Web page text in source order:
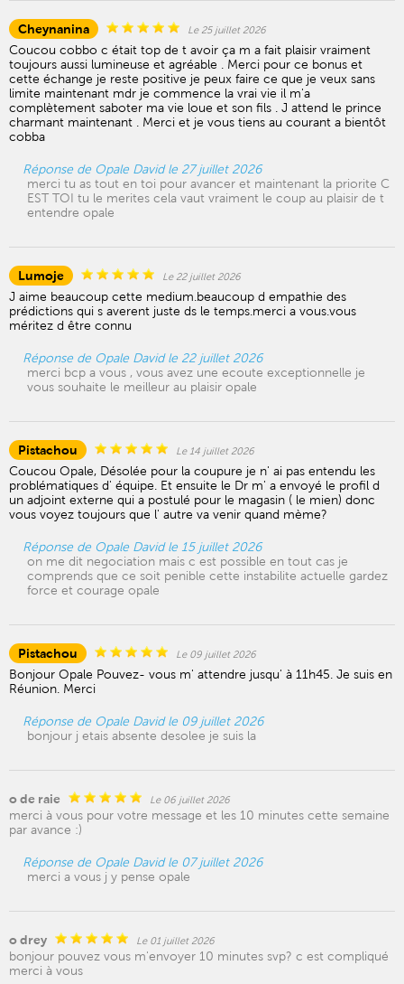
Cheynanina Le 25 juillet 2026
Coucou cobbo c était top de t avoir ça m a fait plaisir vraiment
toujours aussi lumineuse et agréable . Merci pour ce bonus et
cette échange je reste positive je peux faire ce que je veux sans
limite maintenant mdr je commence la vrai vie il m'a
complètement saboter ma vie loue et son fils . J attend le prince
charmant maintenant . Merci et je vous tiens au courant a bientôt
cobba
Réponse de Opale David le 27 juillet 2026
merci tu as tout en toi pour avancer et maintenant la priorite C
EST TOI tu le merites cela vaut vraiment le coup au plaisir de t
entendre opale
Lumoje Le 22 juillet 2026
J aime beaucoup cette medium.beaucoup d empathie des
prédictions qui s averent juste ds le temps.merci a vous.vous
méritez d être connu
Réponse de Opale David le 22 juillet 2026
merci bcp a vous , vous avez une ecoute exceptionnelle je
vous souhaite le meilleur au plaisir opale
Pistachou Le 14 juillet 2026
Coucou Opale, Désolée pour la coupure je n' ai pas entendu les
problématiques d' équipe. Et ensuite le Dr m' a envoyé le profil d
un adjoint externe qui a postulé pour le magasin ( le mien) donc
vous voyez toujours que l' autre va venir quand mème?
Réponse de Opale David le 15 juillet 2026
on me dit negociation mais c est possible en tout cas je
comprends que ce soit penible cette instabilite actuelle gardez
force et courage opale
Pistachou Le 09 juillet 2026
Bonjour Opale Pouvez- vous m' attendre jusqu' à 11h45. Je suis en
Réunion. Merci
Réponse de Opale David le 09 juillet 2026
bonjour j etais absente desolee je suis la
o de raie Le 06 juillet 2026
merci à vous pour votre message et les 10 minutes cette semaine
par avance :)
Réponse de Opale David le 07 juillet 2026
merci a vous j y pense opale
o drey Le 01 juillet 2026
bonjour pouvez vous m'envoyer 10 minutes svp? c est compliqué
merci à vous